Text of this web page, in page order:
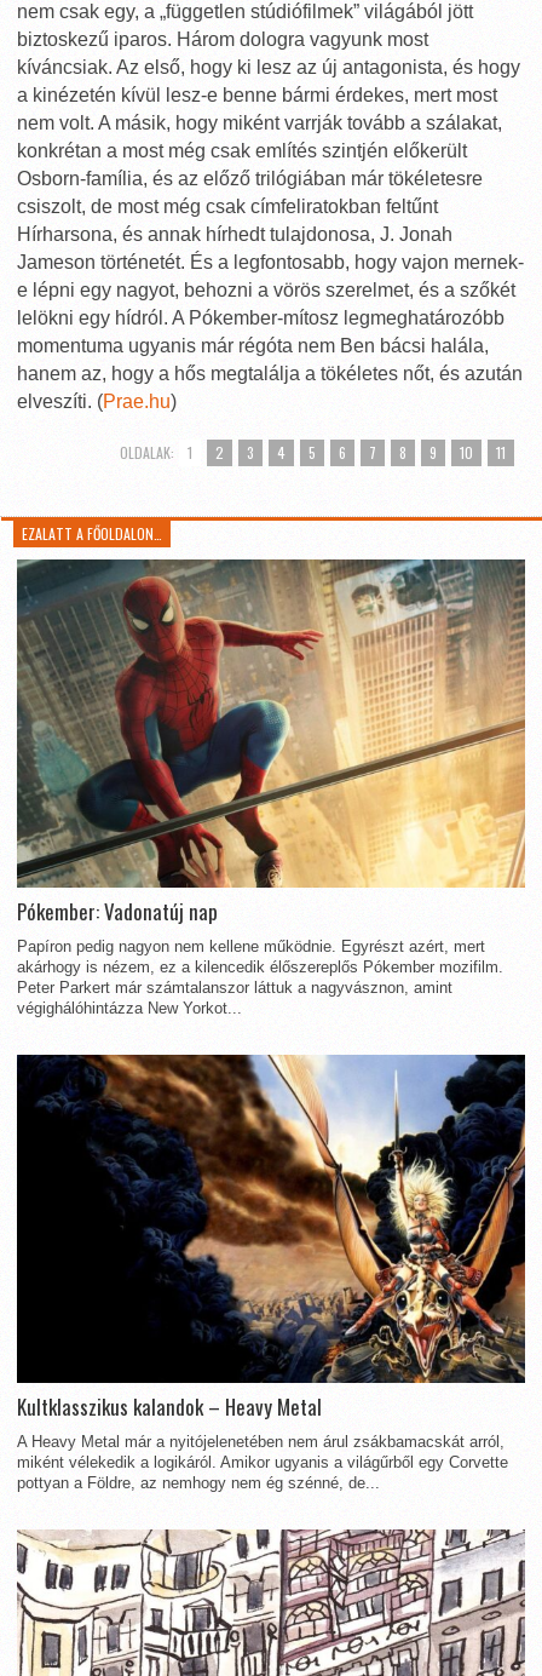
nem csak egy, a „független stúdiófilmek” világából jött
biztoskezű iparos. Három dologra vagyunk most
kíváncsiak. Az első, hogy ki lesz az új antagonista, és hogy
a kinézetén kívül lesz-e benne bármi érdekes, mert most
nem volt. A másik, hogy miként varrják tovább a szálakat,
konkrétan a most még csak említés szintjén előkerült
Osborn-família, és az előző trilógiában már tökéletesre
csiszolt, de most még csak címfeliratokban feltűnt
Hírharsona, és annak hírhedt tulajdonosa, J. Jonah
Jameson történetét. És a legfontosabb, hogy vajon mernek-
e lépni egy nagyot, behozni a vörös szerelmet, és a szőkét
lelökni egy hídról. A Pókember-mítosz legmeghatározóbb
momentuma ugyanis már régóta nem Ben bácsi halála,
hanem az, hogy a hős megtalálja a tökéletes nőt, és azután
elveszíti. (Prae.hu)
OLDALAK: 1 2 3 4 5 6 7 8 9 10 11
EZALATT A FŐOLDALON…
Pókember: Vadonatúj nap
Papíron pedig nagyon nem kellene működnie. Egyrészt azért, mert
akárhogy is nézem, ez a kilencedik élőszereplős Pókember mozifilm.
Peter Parkert már számtalanszor láttuk a nagyvásznon, amint
végighálóhintázza New Yorkot...
Kultklasszikus kalandok – Heavy Metal
A Heavy Metal már a nyitójelenetében nem árul zsákbamacskát arról,
miként vélekedik a logikáról. Amikor ugyanis a világűrből egy Corvette
pottyan a Földre, az nemhogy nem ég szénné, de...